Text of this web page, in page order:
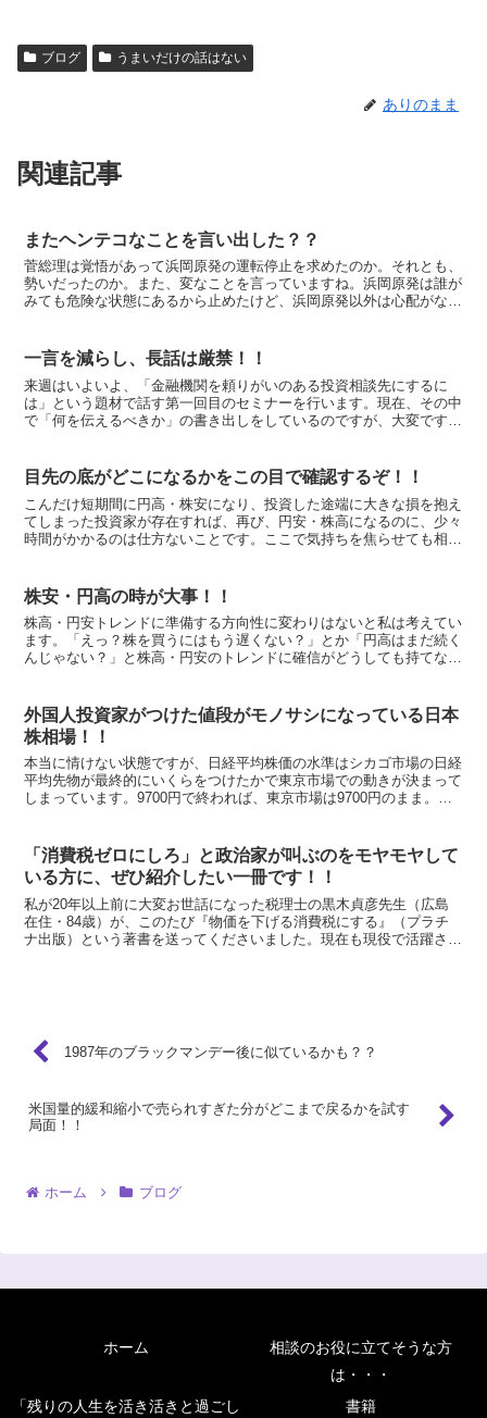
ブログ うまいだけの話はない
ありのまま
関連記事
またヘンテコなことを言い出した？？
菅総理は覚悟があって浜岡原発の運転停止を求めたのか。それとも、
勢いだったのか。また、変なことを言っていますね。浜岡原発は誰が
みても危険な状態にあるから止めたけど、浜岡原発以外は心配がな
一言を減らし、長話は厳禁！！
来週はいよいよ、「金融機関を頼りがいのある投資相談先にするに
は」という題材で話す第一回目のセミナーを行います。現在、その中
で「何を伝えるべきか」の書き出しをしているのですが、大変です。
目先の底がどこになるかをこの目で確認するぞ！！
こんだけ短期間に円高・株安になり、投資した途端に大きな損を抱え
てしまった投資家が存在すれば、再び、円安・株高になるのに、少々
時間がかかるのは仕方ないことです。ここで気持ちを焦らせても相場
株安・円高の時が大事！！
株高・円安トレンドに準備する方向性に変わりはないと私は考えてい
ます。「えっ？株を買うにはもう遅くない？」とか「円高はまだ続く
んじゃない？」と株高・円安のトレンドに確信がどうしても持てない
外国人投資家がつけた値段がモノサシになっている日本
株相場！！
本当に情けない状態ですが、日経平均株価の水準はシカゴ市場の日経
平均先物が最終的にいくらをつけたかで東京市場での動きが決まって
しまっています。9700円で終われば、東京市場は9700円のまま。そ
「消費税ゼロにしろ」と政治家が叫ぶのをモヤモヤして
いる方に、ぜひ紹介したい一冊です！！
私が20年以上前に大変お世話になった税理士の黒木貞彦先生（広島
在住・84歳）が、このたび『物価を下げる消費税にする』（プラチ
ナ出版）という著書を送ってくださいました。現在も現役で活躍さ
1987年のブラックマンデー後に似ているかも？？
米国量的緩和縮小で売られすぎた分がどこまで戻るかを試す
局面！！
ホーム ブログ
ホーム
相談のお役に立てそうな方
は・・・
「残りの人生を活き活きと過ごし
書籍